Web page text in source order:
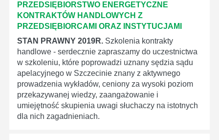
PRZEDSIĘBIORSTWO ENERGETYCZNE
KONTRAKTÓW HANDLOWYCH Z
PRZEDSIĘBIORCAMI ORAZ INSTYTUCJAMI
STAN PRAWNY 2019R. Szkolenia kontrakty
handlowe - serdecznie zapraszamy do uczestnictwa
w szkoleniu, które poprowadzi uznany sędzia sądu
apelacyjnego w Szczecinie znany z aktywnego
prowadzenia wykładów, ceniony za wysoki poziom
przekazywanej wiedzy, zaangażowanie i
umiejętność skupienia uwagi słuchaczy na istotnych
dla nich zagadnieniach.